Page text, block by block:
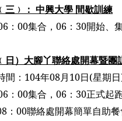
﹙ 三 ﹚ ： 中興大學 間歇訓練
： 00集合， 06 ： 30開始、
﹙ 日） 大腳丫聯絡處開幕暨團
間： 104年08月10日(星期日
： 00集合， 06 ： 30正式起
： 00聯絡處開幕簡單自助